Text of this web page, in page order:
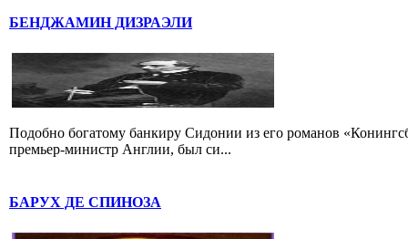
БЕНДЖАМИН ДИЗРАЭЛИ
Подобно богатому банкиру Сидонии из его романов
премьер-министр Англии, был си...
БАРУХ ДЕ СПИНОЗА